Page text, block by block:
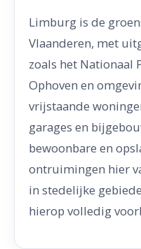
Limburg is de
Vlaanderen, met
zoals het Nationaal
Ophoven en
vrijstaande
garages en
bewoonbare en
ontruimingen hier
in stedelijke
hierop volledig